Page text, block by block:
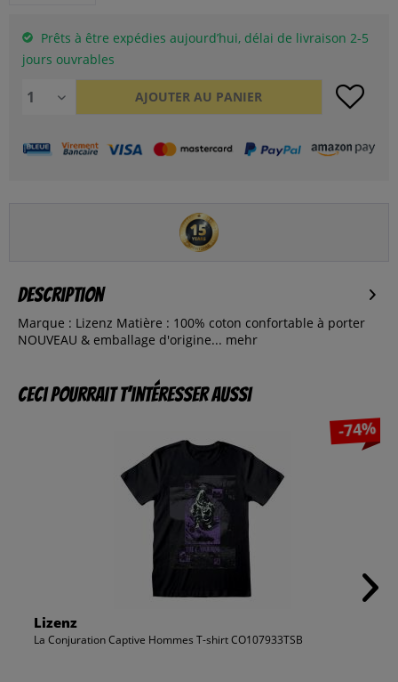
Prêts à être expédies aujourd’hui, délai de livraison 2-5
jours ouvrables
AJOUTER AU PANIER
Description
Marque : Lizenz Matière : 100% coton confortable à porter
NOUVEAU & emballage d'origine... mehr
Ceci pourrait t’intéresser aussi
-74%
Lizenz
La Conjuration Captive Hommes T-shirt CO107933TSB